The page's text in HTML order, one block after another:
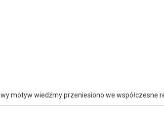
motyw wiedźmy przeniesiono we współczesne